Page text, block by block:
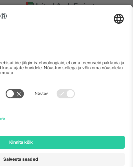
United Arab Emirates
UAE Dubai Silicon Oasis, DDP
Detailide jaoks vaata konkreetse
ja tingimusi.,
kaitstud.